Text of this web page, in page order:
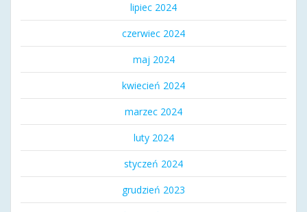
lipiec 2024
czerwiec 2024
maj 2024
kwiecień 2024
marzec 2024
luty 2024
styczeń 2024
grudzień 2023